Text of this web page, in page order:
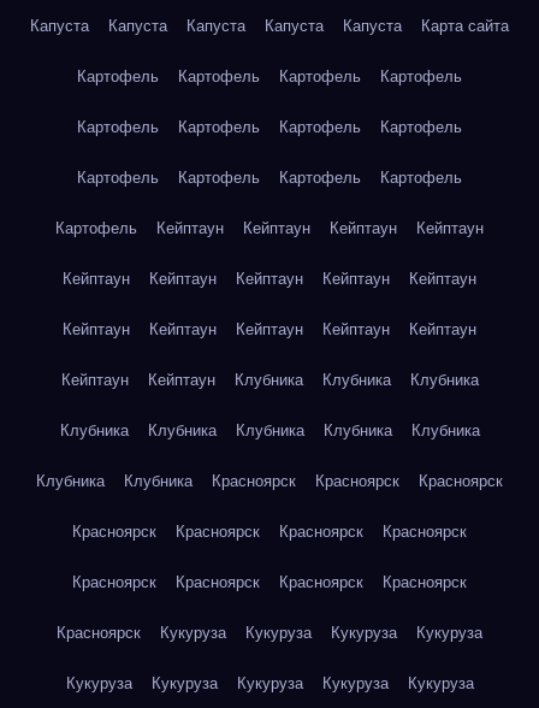
Капуста Капуста Капуста Капуста Капуста Карта сайта
Картофель Картофель Картофель Картофель
Картофель Картофель Картофель Картофель
Картофель Картофель Картофель Картофель
Картофель Кейптаун Кейптаун Кейптаун Кейптаун
Кейптаун Кейптаун Кейптаун Кейптаун Кейптаун
Кейптаун Кейптаун Кейптаун Кейптаун Кейптаун
Кейптаун Кейптаун Клубника Клубника Клубника
Клубника Клубника Клубника Клубника Клубника
Клубника Клубника Красноярск Красноярск Красноярск
Красноярск Красноярск Красноярск Красноярск
Красноярск Красноярск Красноярск Красноярск
Красноярск Кукуруза Кукуруза Кукуруза Кукуруза
Кукуруза Кукуруза Кукуруза Кукуруза Кукуруза